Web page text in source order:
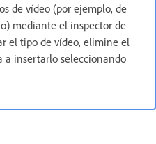
de vídeo (por ejemplo, de
mediante el inspector de
el tipo de vídeo, elimine el
a insertarlo seleccionando